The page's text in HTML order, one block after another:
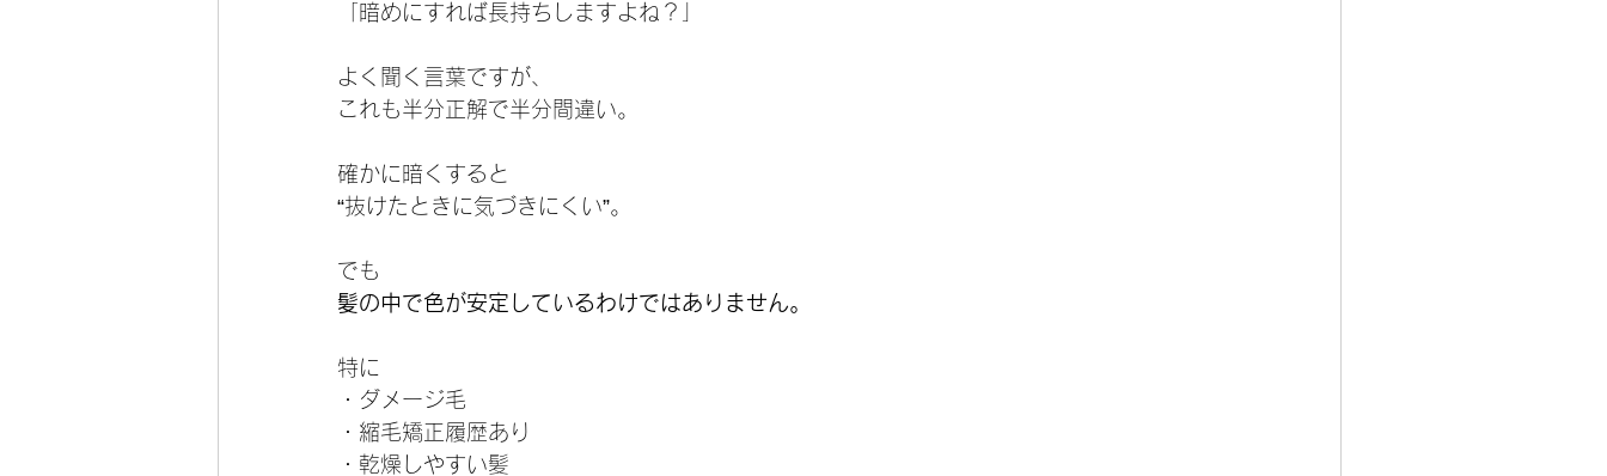
「暗めにすれば長持ちしますよね？」
よく聞く言葉ですが、
これも半分正解で半分間違い。
確かに暗くすると
“抜けたときに気づきにくい”。
でも
髪の中で色が安定しているわけではありません。
特に
・ダメージ毛
・縮毛矯正履歴あり
・乾燥しやすい髪